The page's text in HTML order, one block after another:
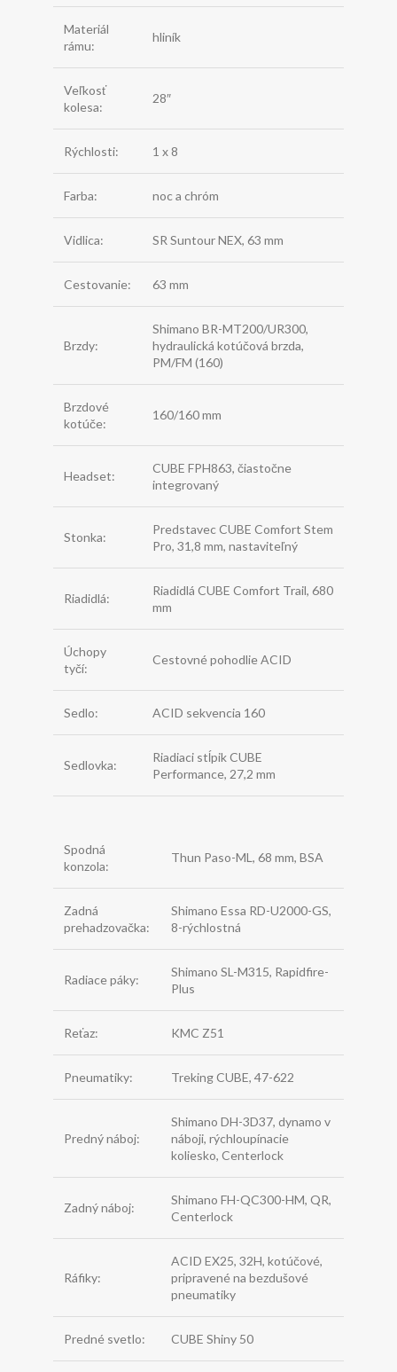
Materiál
rámu:
hliník
Veľkosť
kolesa:
28″
Rýchlosti: 1 x 8
Farba: noc a chróm
Vidlica: SR Suntour NEX, 63 mm
Cestovanie: 63 mm
Brzdy:
Shimano BR-MT200/UR300,
hydraulická kotúčová brzda,
PM/FM (160)
Brzdové
kotúče:
160/160 mm
Headset:
CUBE FPH863, čiastočne
integrovaný
Stonka:
Predstavec CUBE Comfort Stem
Pro, 31,8 mm, nastaviteľný
Riadidlá:
Riadidlá CUBE Comfort Trail, 680
mm
Úchopy
tyčí:
Cestovné pohodlie ACID
Sedlo: ACID sekvencia 160
Sedlovka:
Riadiaci stĺpik CUBE
Performance, 27,2 mm
Spodná
konzola:
Thun Paso-ML, 68 mm, BSA
Zadná
prehadzovačka:
Shimano Essa RD-U2000-GS,
8-rýchlostná
Radiace páky:
Shimano SL-M315, Rapidfire-
Plus
Reťaz: KMC Z51
Pneumatiky: Treking CUBE, 47-622
Predný náboj:
Shimano DH-3D37, dynamo v
náboji, rýchloupínacie
koliesko, Centerlock
Zadný náboj:
Shimano FH-QC300-HM, QR,
Centerlock
Ráfiky:
ACID EX25, 32H, kotúčové,
pripravené na bezdušové
pneumatiky
Predné svetlo: CUBE Shiny 50